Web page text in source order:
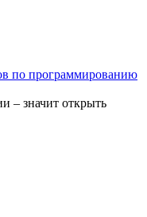
по программированию
– значит открыть